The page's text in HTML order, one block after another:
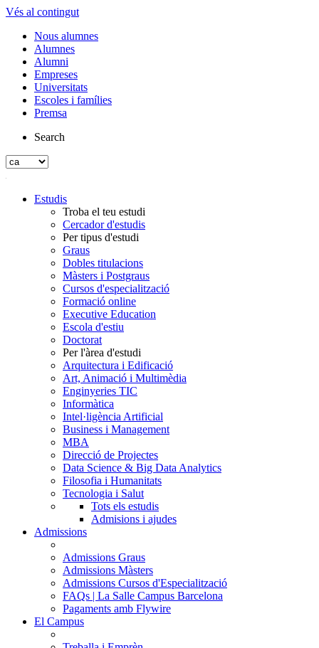
Vés al contingut
Nous alumnes
Alumnes
Alumni
Empreses
Universitats
Escoles i famílies
Premsa
Search
Estudis
Troba el teu estudi
Cercador d'estudis
Per tipus d'estudi
Graus
Dobles titulacions
Màsters i Postgraus
Cursos d'especialització
Formació online
Executive Education
Escola d'estiu
Doctorat
Per l'àrea d'estudi
Arquitectura i Edificació
Art, Animació i Multimèdia
Enginyeries TIC
Informàtica
Intel·ligència Artificial
Business i Management
MBA
Direcció de Projectes
Data Science & Big Data Analytics
Filosofia i Humanitats
Tecnologia i Salut
Tots els estudis
Admisions i ajudes
Admissions
Admissions Graus
Admissions Màsters
Admissions Cursos d'Especialització
FAQs | La Salle Campus Barcelona
Pagaments amb Flywire
El Campus